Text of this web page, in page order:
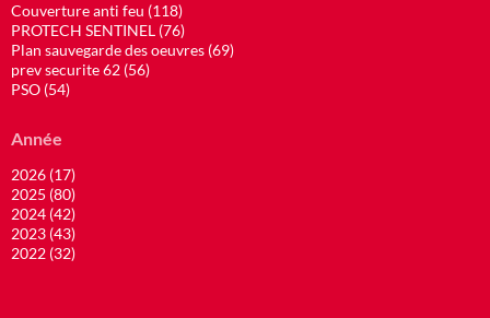
Couverture anti feu (118)
PROTECH SENTINEL (76)
Plan sauvegarde des oeuvres (69)
prev securite 62 (56)
PSO (54)
Année
2026 (17)
2025 (80)
2024 (42)
2023 (43)
2022 (32)